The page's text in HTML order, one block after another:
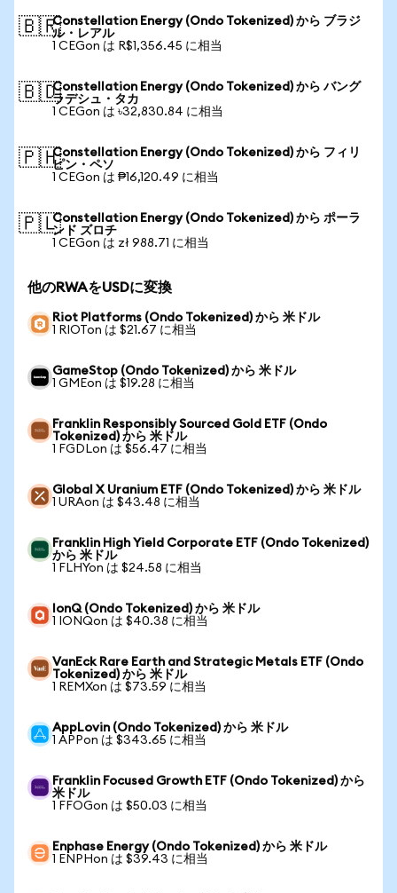
🇧🇷Constellation Energy (Ondo Tokenized) から ブラジ
ル・レアル
1 CEGon は R$1,356.45 に相当
🇧🇩Constellation Energy (Ondo Tokenized) から バング
ラデシュ・タカ
1 CEGon は ৳32,830.84 に相当
🇵🇭Constellation Energy (Ondo Tokenized) から フィリ
ピン・ペソ
1 CEGon は ₱16,120.49 に相当
🇵🇱Constellation Energy (Ondo Tokenized) から ポーラ
ンド ズロチ
1 CEGon は zł 988.71 に相当
他のRWAをUSDに変換
Riot Platforms (Ondo Tokenized) から 米ドル
1 RIOTon は $21.67 に相当
GameStop (Ondo Tokenized) から 米ドル
1 GMEon は $19.28 に相当
Franklin Responsibly Sourced Gold ETF (Ondo
Tokenized) から 米ドル
1 FGDLon は $56.47 に相当
Global X Uranium ETF (Ondo Tokenized) から 米ドル
1 URAon は $43.48 に相当
Franklin High Yield Corporate ETF (Ondo Tokenized)
から 米ドル
1 FLHYon は $24.58 に相当
IonQ (Ondo Tokenized) から 米ドル
1 IONQon は $40.38 に相当
VanEck Rare Earth and Strategic Metals ETF (Ondo
Tokenized) から 米ドル
1 REMXon は $73.59 に相当
AppLovin (Ondo Tokenized) から 米ドル
1 APPon は $343.65 に相当
Franklin Focused Growth ETF (Ondo Tokenized) から
米ドル
1 FFOGon は $50.03 に相当
Enphase Energy (Ondo Tokenized) から 米ドル
1 ENPHon は $39.43 に相当